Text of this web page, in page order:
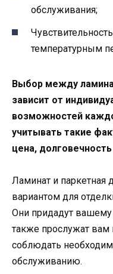
обслуживания;
температурным
Выбор между
зависит от
возможностей
учитывать такие
цена,
Ламинат и паркетная
вариантом для
Они придадут вашему
также прослужат вам
соблюдать
обслуживанию.